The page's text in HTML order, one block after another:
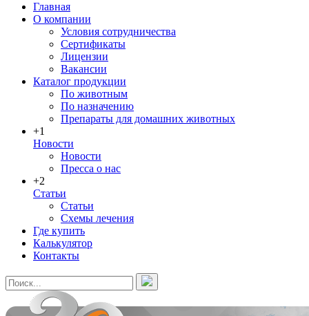
Главная
О компании
Условия сотрудничества
Сертификаты
Лицензии
Вакансии
Каталог продукции
По животным
По назначению
Препараты для домашних животных
+1
Новости
Новости
Пресса о нас
+2
Статьи
Статьи
Схемы лечения
Где купить
Калькулятор
Контакты